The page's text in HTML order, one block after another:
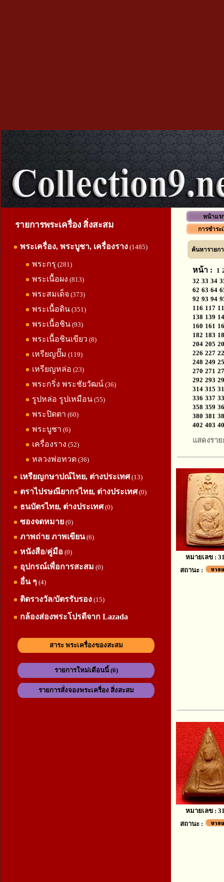
รายการพระเครื่อง สิ่งสะสม
พระเครื่อง, พระบูชา, เครื่องราง (1485)
พระกรุ (281)
พระเนื้อผง (813)
พระสมเด็จ (373)
พระเนื้อดิน (351)
พระเนื้อชิน (93)
พระเนื้อชินเขียว (8)
เหรียญปั๊ม (119)
เหรียญหล่อ (23)
พระกริ่ง พระชัยวัฒน์ (36)
รูปหล่อ รูปเหมือน (55)
พระปิดตา (60)
พระบูชา (6)
เครื่องราง (52)
หลวงพ่อทวด (36)
เหรียญกษาปณ์ไทย, ต่างประเทศ(13)
ตราไปรษณียากรไทย, ต่างประเทศ(0)
ธนบัตรไทย, ต่างประเทศ(0)
ซองจดหมาย (0)
ภาพถ่าย ภาพเขียน(6)
หนังสือ/คู่มือ (0)
อุปกรณ์เพื่อการสะสม (0)
อื่น ๆ (4)
ติดรางวัล/บัตรรับรอง (15)
กล้องส่องพระโปรดีจาก Lazada
สาระ พระเครื่องของสะสม
รายการใหม่เดือนนี้ (6)
รายการสั่งจองพระเครื่อง สิ่งสะสม
หน้าแร
การชำระ
ค้นหารายก
หน้า : 1
32 33 34
62 63 64
92 93 94
116 117
138 139
160 161
182 183
204 205
226 227
248 249
270 271
292 293
314 315
336 337
358 359
380 381
402 403
แสดงรา
หมายเลข :
สถานะ :
หมายเลข :
สถานะ :